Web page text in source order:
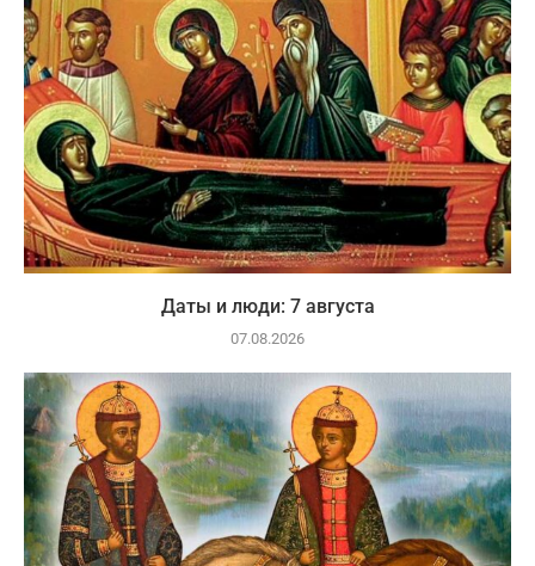
Даты и люди: 7 августа
07.08.2026